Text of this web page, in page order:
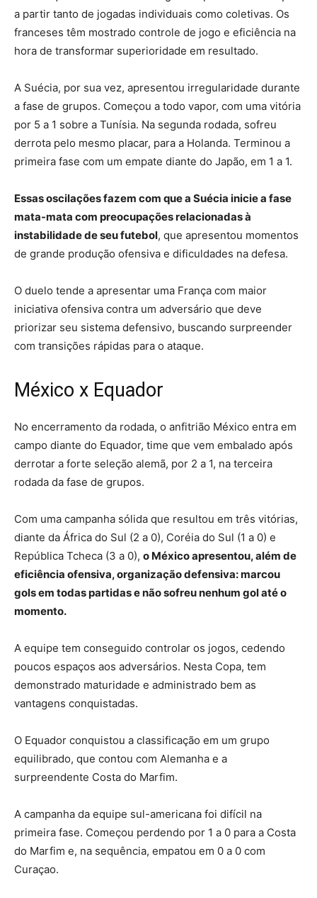
a partir tanto de jogadas individuais como coletivas. Os
franceses têm mostrado controle de jogo e eficiência na
hora de transformar superioridade em resultado.
A Suécia, por sua vez, apresentou irregularidade durante
a fase de grupos. Começou a todo vapor, com uma vitória
por 5 a 1 sobre a Tunísia. Na segunda rodada, sofreu
derrota pelo mesmo placar, para a Holanda. Terminou a
primeira fase com um empate diante do Japão, em 1 a 1.
Essas oscilações fazem com que a Suécia inicie a fase
mata-mata com preocupações relacionadas à
instabilidade de seu futebol, que apresentou momentos
de grande produção ofensiva e dificuldades na defesa.
O duelo tende a apresentar uma França com maior
iniciativa ofensiva contra um adversário que deve
priorizar seu sistema defensivo, buscando surpreender
com transições rápidas para o ataque.
México x Equador
No encerramento da rodada, o anfitrião México entra em
campo diante do Equador, time que vem embalado após
derrotar a forte seleção alemã, por 2 a 1, na terceira
rodada da fase de grupos.
Com uma campanha sólida que resultou em três vitórias,
diante da África do Sul (2 a 0), Coréia do Sul (1 a 0) e
República Tcheca (3 a 0), o México apresentou, além de
eficiência ofensiva, organização defensiva: marcou
gols em todas partidas e não sofreu nenhum gol até o
momento.
A equipe tem conseguido controlar os jogos, cedendo
poucos espaços aos adversários. Nesta Copa, tem
demonstrado maturidade e administrado bem as
vantagens conquistadas.
O Equador conquistou a classificação em um grupo
equilibrado, que contou com Alemanha e a
surpreendente Costa do Marfim.
A campanha da equipe sul-americana foi difícil na
primeira fase. Começou perdendo por 1 a 0 para a Costa
do Marfim e, na sequência, empatou em 0 a 0 com
Curaçao.